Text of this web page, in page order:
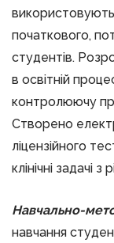
початкового,
студентів.
в освітній
контролюючу
Створено
ліцензійного
клінічні задачі
Навчально-
навчання